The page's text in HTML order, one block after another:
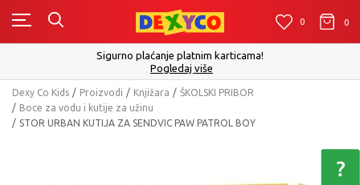
0 0
Sigurno plaćanje platnim karticama!
Pogledaj više
Dexy Co Kids Proizvodi Knjižara
ŠKOLSKI PRIBOR
Boce za vodu i kutije za užinu
STOR URBAN KUTIJA ZA SENDVIC PAW PATROL BOY